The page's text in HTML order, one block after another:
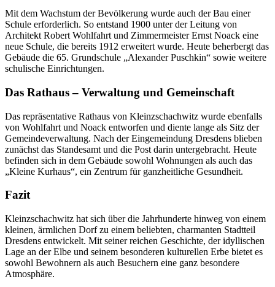
Mit dem Wachstum der Bevölkerung wurde auch der Bau einer
Schule erforderlich. So entstand 1900 unter der Leitung von
Architekt Robert Wohlfahrt und Zimmermeister Ernst Noack eine
neue Schule, die bereits 1912 erweitert wurde. Heute beherbergt das
Gebäude die 65. Grundschule „Alexander Puschkin“ sowie weitere
schulische Einrichtungen.
Das Rathaus – Verwaltung und Gemeinschaft
Das repräsentative Rathaus von Kleinzschachwitz wurde ebenfalls
von Wohlfahrt und Noack entworfen und diente lange als Sitz der
Gemeindeverwaltung. Nach der Eingemeindung Dresdens blieben
zunächst das Standesamt und die Post darin untergebracht. Heute
befinden sich in dem Gebäude sowohl Wohnungen als auch das
„Kleine Kurhaus“, ein Zentrum für ganzheitliche Gesundheit.
Fazit
Kleinzschachwitz hat sich über die Jahrhunderte hinweg von einem
kleinen, ärmlichen Dorf zu einem beliebten, charmanten Stadtteil
Dresdens entwickelt. Mit seiner reichen Geschichte, der idyllischen
Lage an der Elbe und seinem besonderen kulturellen Erbe bietet es
sowohl Bewohnern als auch Besuchern eine ganz besondere
Atmosphäre.